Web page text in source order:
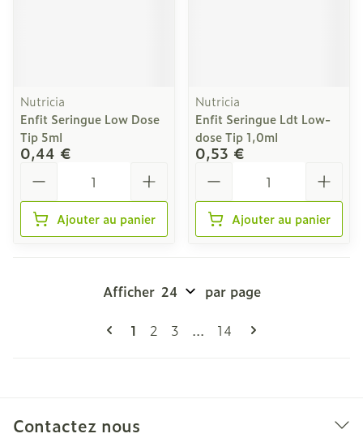
Nutricia
Enfit Seringue Low Dose
Tip 5ml
0,44 €
Ajouter au panier
Nutricia
Enfit Seringue Ldt Low-
dose Tip 1,0ml
0,53 €
Ajouter au panier
Vous lisez actuellement la page
1 Page
2 Page
3 ... Page
14
Afficher par page
Contactez nous